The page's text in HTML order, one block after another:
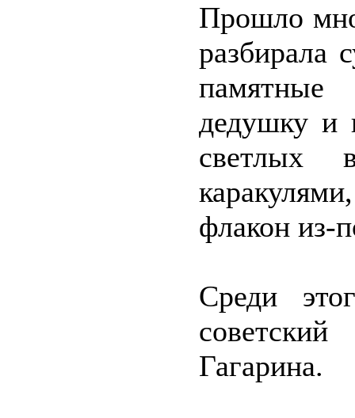
Прошло
разбирала
дедушку и
светлых
флакон из-
Среди
Гагарина.